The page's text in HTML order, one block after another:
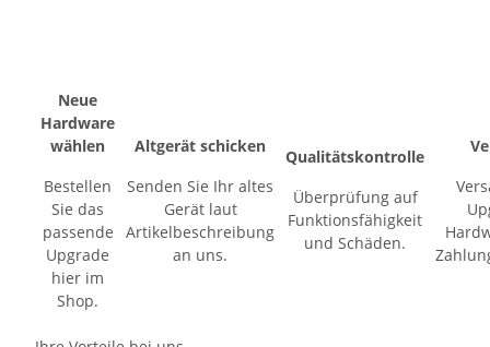
Neue
Hardware
wählen
Bestellen
Sie das
passende
Upgrade
hier im
Shop.
Altgerät schicken
Senden Sie Ihr altes
Gerät laut
Artikelbeschreibung
an uns.
Qualitätskontrolle
Überprüfung auf
Funktionsfähigkeit
und Schäden.